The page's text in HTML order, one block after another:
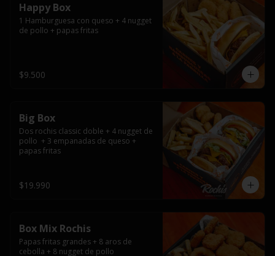
Happy Box
1 Hamburguesa con queso + 4 nugget
de pollo + papas fritas
$9.500
Big Box
Dos rochis classic doble + 4 nugget de
pollo  + 3 empanadas de queso +
papas fritas
$19.990
Box Mix Rochis
Papas fritas grandes + 8 aros de
cebolla + 8 nugget de pollo